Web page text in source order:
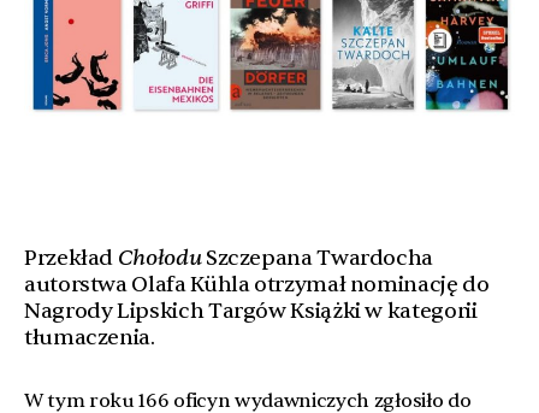
Przekład ChołoduSzczepana Twardocha
autorstwa Olafa Kühla otrzymał nominację do
Nagrody Lipskich Targów Książki w kategorii
tłumaczenia.
W tym roku 166 oficyn wydawniczych zgłosiło do